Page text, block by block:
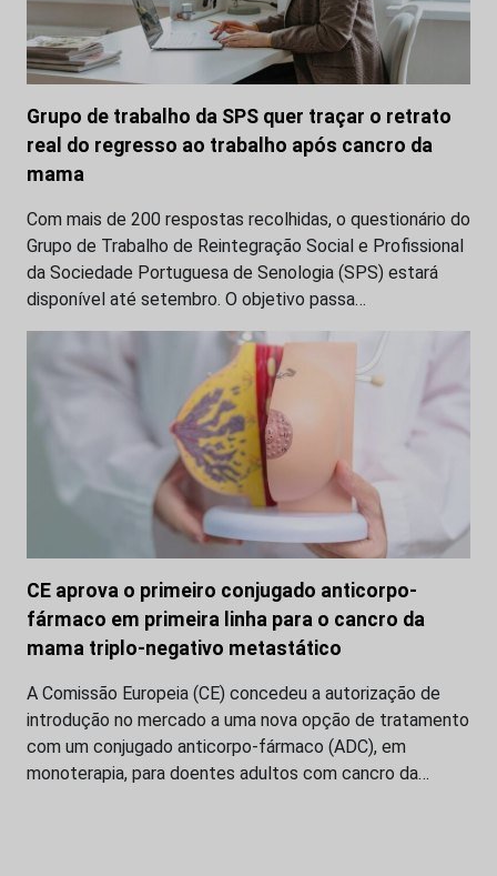
Grupo de trabalho da SPS quer traçar o retrato
real do regresso ao trabalho após cancro da
mama
Com mais de 200 respostas recolhidas, o questionário do
Grupo de Trabalho de Reintegração Social e Profissional
da Sociedade Portuguesa de Senologia (SPS) estará
disponível até setembro. O objetivo passa…
CE aprova o primeiro conjugado anticorpo-
fármaco em primeira linha para o cancro da
mama triplo-negativo metastático
A Comissão Europeia (CE) concedeu a autorização de
introdução no mercado a uma nova opção de tratamento
com um conjugado anticorpo-fármaco (ADC), em
monoterapia, para doentes adultos com cancro da…